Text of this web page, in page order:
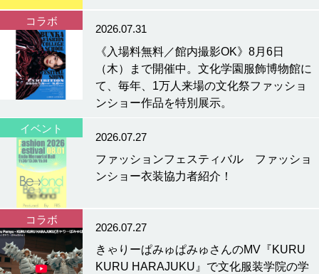
コラボ
2026.07.31
《入場料無料／館内撮影OK》8月6日
（木）まで開催中。文化学園服飾博物館に
て、毎年、1万人来場の文化祭ファッショ
ンショー作品を特別展示。
イベント
2026.07.27
ファッションフェスティバル ファッショ
ンショー衣装協力者紹介！
コラボ
2026.07.27
きゃりーぱみゅぱみゅさんのMV『KURU
KURU HARAJUKU』で文化服装学院の学